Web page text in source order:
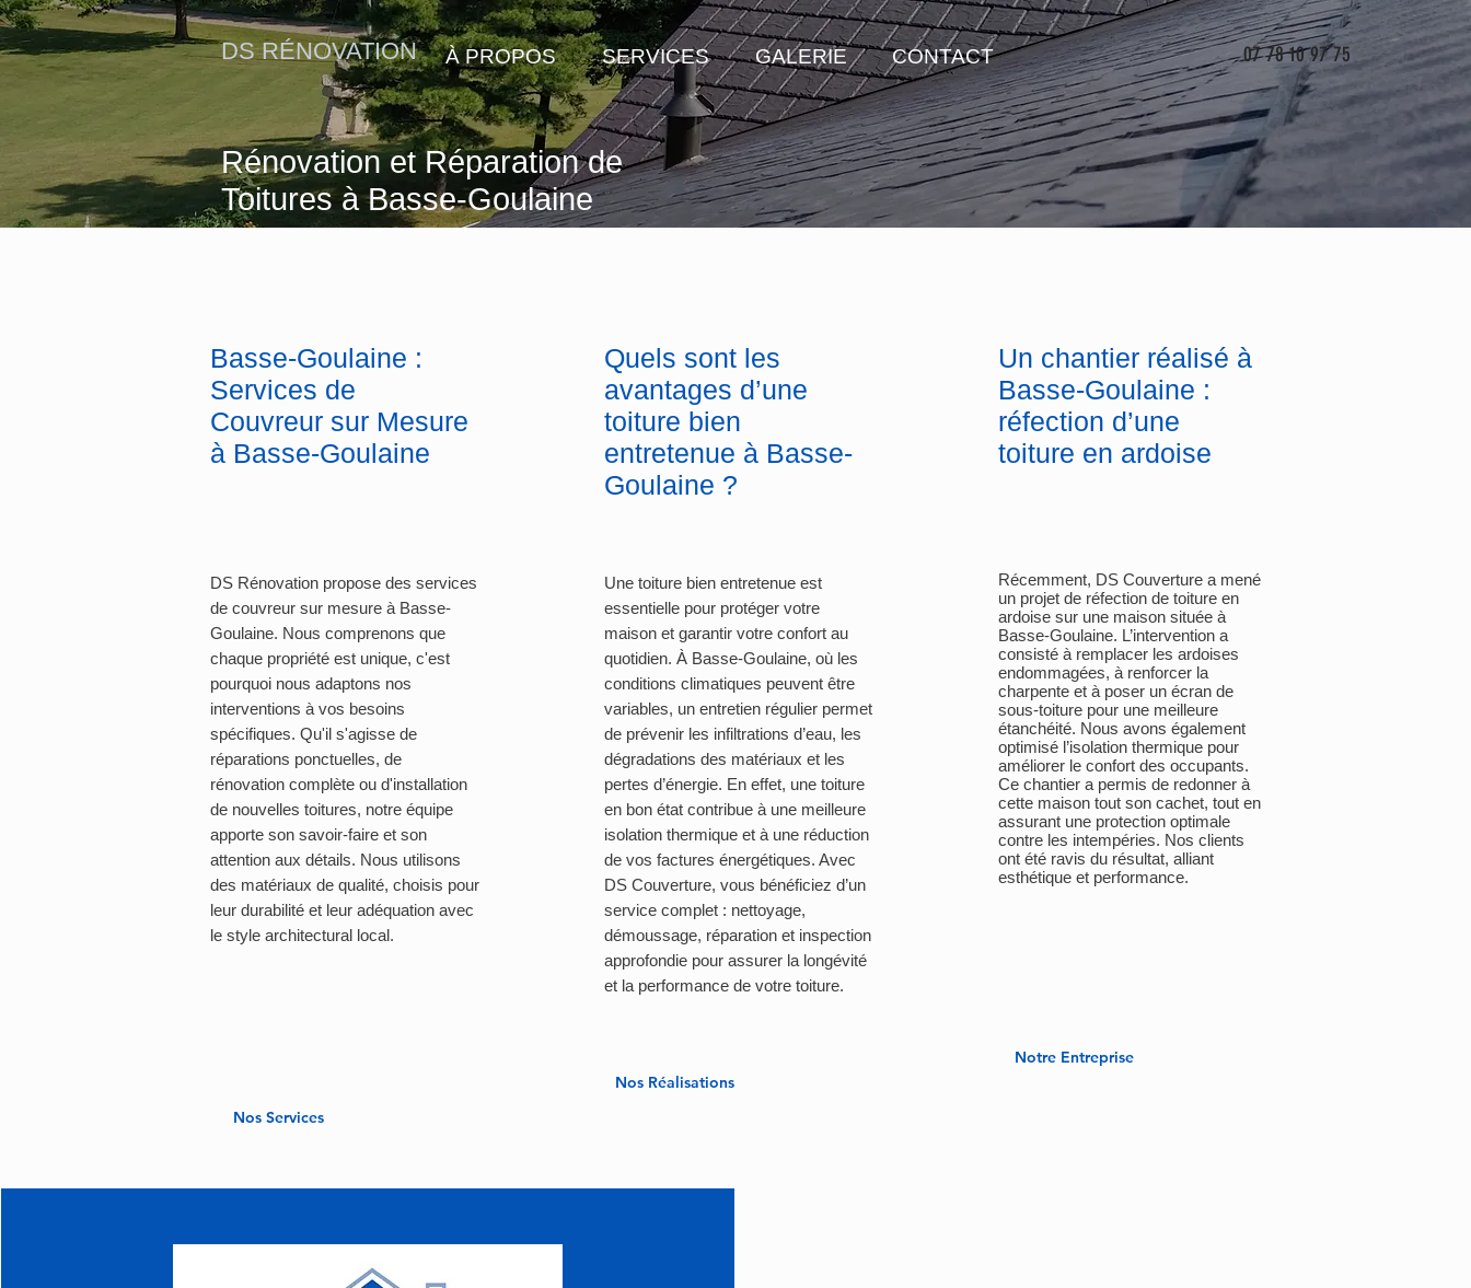
07 78 10 97 75
DS RÉNOVATION À PROPOS SERVICES GALERIE CONTACT
Rénovation et Réparation de
Toitures à Basse-Goulaine
Basse-Goulaine :
Services de
Couvreur sur Mesure
à Basse-Goulaine
DS Rénovation propose des services
de couvreur sur mesure à Basse-
Goulaine. Nous comprenons que
chaque propriété est unique, c'est
pourquoi nous adaptons nos
interventions à vos besoins
spécifiques. Qu'il s'agisse de
réparations ponctuelles, de
rénovation complète ou d'installation
de nouvelles toitures, notre équipe
apporte son savoir-faire et son
attention aux détails. Nous utilisons
des matériaux de qualité, choisis pour
leur durabilité et leur adéquation avec
le style architectural local.
Nos Services
Quels sont les
avantages d’une
toiture bien
entretenue à Basse-
Goulaine ?
Une toiture bien entretenue est
essentielle pour protéger votre
maison et garantir votre confort au
quotidien. À Basse-Goulaine, où les
conditions climatiques peuvent être
variables, un entretien régulier permet
de prévenir les infiltrations d’eau, les
dégradations des matériaux et les
pertes d’énergie. En effet, une toiture
en bon état contribue à une meilleure
isolation thermique et à une réduction
de vos factures énergétiques. Avec
DS Couverture, vous bénéficiez d’un
service complet : nettoyage,
démoussage, réparation et inspection
approfondie pour assurer la longévité
et la performance de votre toiture.
Nos Réalisations
Un chantier réalisé à
Basse-Goulaine :
réfection d’une
toiture en ardoise
Récemment, DS Couverture a mené
un projet de réfection de toiture en
ardoise sur une maison située à
Basse-Goulaine. L’intervention a
consisté à remplacer les ardoises
endommagées, à renforcer la
charpente et à poser un écran de
sous-toiture pour une meilleure
étanchéité. Nous avons également
optimisé l’isolation thermique pour
améliorer le confort des occupants.
Ce chantier a permis de redonner à
cette maison tout son cachet, tout en
assurant une protection optimale
contre les intempéries. Nos clients
ont été ravis du résultat, alliant
esthétique et performance.
Notre Entreprise